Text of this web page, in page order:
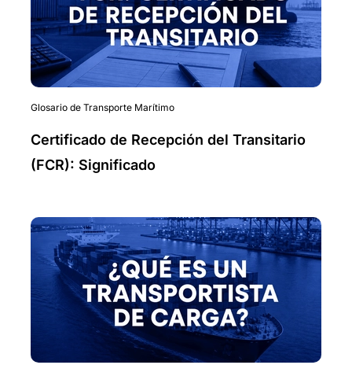
Documentos de Transporte Marítimo
Incoterms
Cómo Usar iContainers
Glosario de Transporte Marítimo
Certificado de Recepción del Transitario
(FCR): Significado